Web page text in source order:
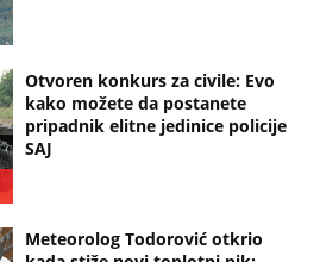
Otvoren konkurs za civile: Evo
kako možete da postanete
pripadnik elitne jedinice policije
SAJ
Meteorolog Todorović otkrio